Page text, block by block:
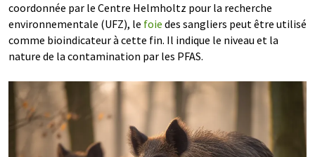
coordonnée par le Centre Helmholtz pour la recherche
environnementale (UFZ), le foie des sangliers peut être utilisé
comme bioindicateur à cette fin. Il indique le niveau et la
nature de la contamination par les PFAS.